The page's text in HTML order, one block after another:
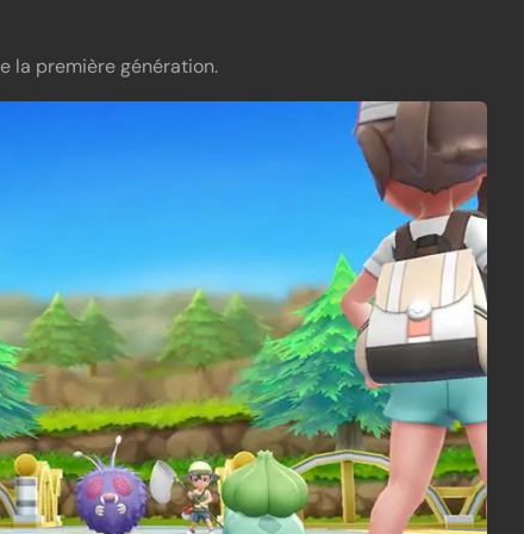
la première génération.